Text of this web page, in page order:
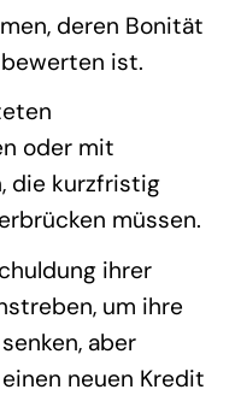
deren Bonität
ist.
oder mit
die kurzfristig
müssen.
ihrer
um ihre
aber
neuen Kredit